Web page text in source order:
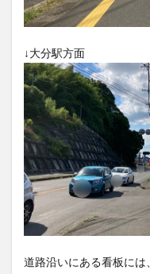
↓大分駅方面
道路沿いにある看板には、
話題
豊後大野
鉄道ジオラマ
開店閉店まとめ
音楽
飛行機